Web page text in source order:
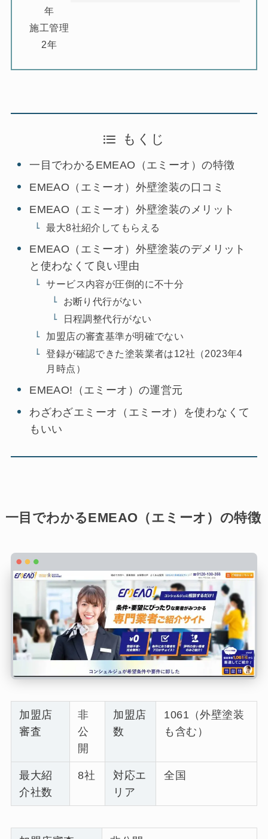
年
施工管理
2年
もくじ
一目でわかるEMEAO（エミーオ）の特徴
EMEAO（エミーオ）外壁塗装の口コミ
EMEAO（エミーオ）外壁塗装のメリット
最大8社紹介してもらえる
EMEAO（エミーオ）外壁塗装のデメリット
と使わなくて良い理由
サービス内容が圧倒的に不十分
お断り代行がない
日程調整代行がない
加盟店の審査基準が明確でない
登録が確認できた塗装業者は12社（2023年4
月時点）
EMEAO!（エミーオ）の運営元
わざわざエミーオ（エミーオ）を使わなくて
もいい
一目でわかるEMEAO（エミーオ）の特徴
加盟店
審査
非
公
開
加盟店
数
1061（外壁塗装
も含む）
最大紹
介社数
8社
対応エ
リア
全国